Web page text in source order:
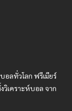
ลทั่วโลก ฟรีเมียร์
เคราะห์บอล จาก